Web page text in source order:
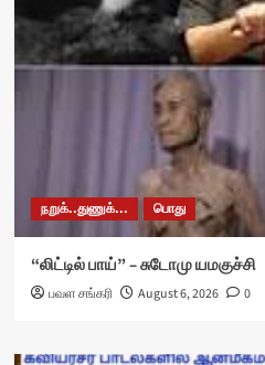
நறுக்..துணுக்... பொது
“லிட்டில் பாய்” – சுடோமு யமகுச்சி
பவள சங்கரி August 6, 2026 0